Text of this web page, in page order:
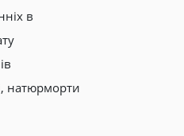
в
натюрморти